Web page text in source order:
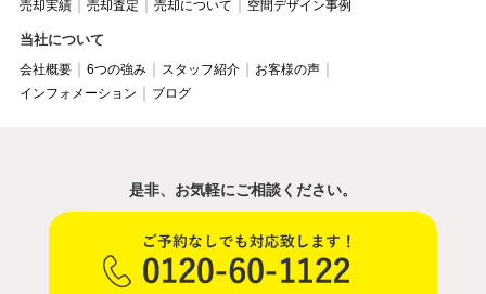
売却実績 売却査定 売却について 空間デザイン事例
当社について
会社概要 6つの強み スタッフ紹介
お客様の声
インフォメーション
ブログ
是非、お気軽にご相談ください。